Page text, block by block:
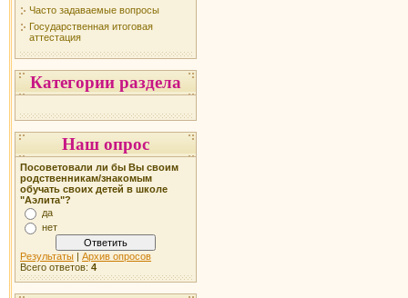
Часто задаваемые вопросы
Государственная итоговая
аттестация
Категории раздела
Наш опрос
Посоветовали ли бы Вы своим
родственникам/знакомым
обучать своих детей в школе
"Аэлита"?
да
нет
Результаты | Архив опросов
Всего ответов: 4